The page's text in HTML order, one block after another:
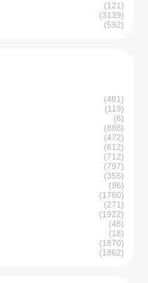
(121)
(3139)
(592)
(481)
(119)
(6)
(888)
(472)
(612)
(712)
(797)
(355)
(96)
(1760)
(271)
(1922)
(48)
(18)
(1870)
(1862)